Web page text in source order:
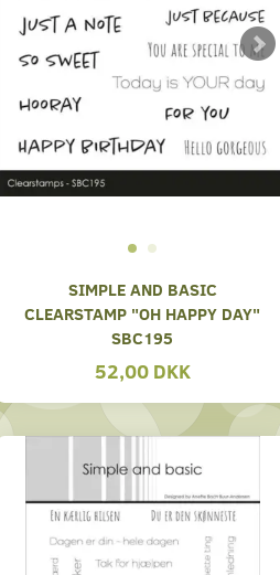
SIMPLE AND BASIC
CLEARSTAMP "OH HAPPY DAY"
SBC195
52,00 DKK